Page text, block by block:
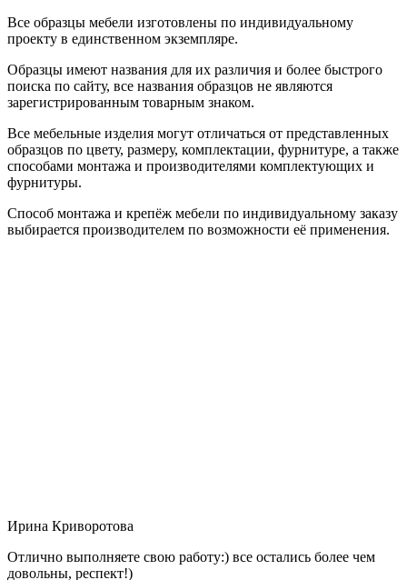
Все образцы мебели изготовлены по индивидуальному
проекту в единственном экземпляре.
Образцы имеют названия для их различия и более быстрого
поиска по сайту, все названия образцов не являются
зарегистрированным товарным знаком.
Все мебельные изделия могут отличаться от представленных
образцов по цвету, размеру, комплектации, фурнитуре, а также
способами монтажа и производителями комплектующих и
фурнитуры.
Способ монтажа и крепёж мебели по индивидуальному заказу
выбирается производителем по возможности её применения.
Ирина Криворотова
Отлично выполняете свою работу:) все остались более чем
довольны, респект!)